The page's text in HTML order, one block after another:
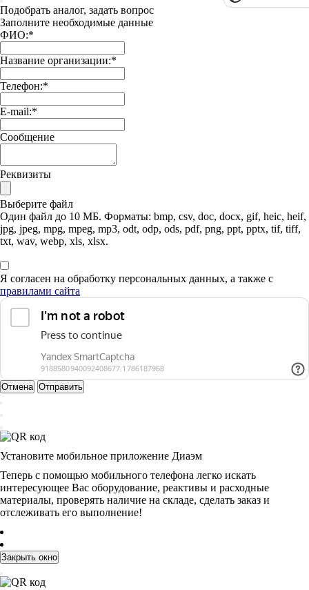
Подобрать аналог, задать вопрос
Заполните необходимые данные
ФИО:*
Название организации:*
Телефон:*
E-mail:*
Сообщение
Реквизиты
Выберите файл
Один файл до 10 МБ. Форматы: bmp, csv, doc, docx, gif, heic, heif,
jpg, jpeg, mpg, mpeg, mp3, odt, odp, ods, pdf, png, ppt, pptx, tif, tiff,
txt, wav, webp, xls, xlsx.
Я согласен на обработку персональных данных, а также с
правилами сайта
Отмена Отправить
Установите мобильное приложение Диаэм
Теперь с помощью мобильного телефона легко искать
интересующее Вас оборудование, реактивы и расходные
материалы, проверять наличие на складе, сделать заказ и
отслеживать его выполнение!
Закрыть окно